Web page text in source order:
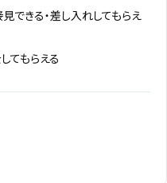
できる・差し入れしてもらえ
てもらえる